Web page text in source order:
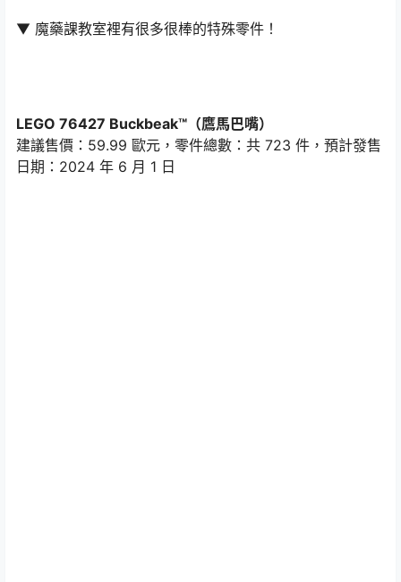
▼ 魔藥課教室裡有很多很棒的特殊零件！
LEGO 76427 Buckbeak™（鷹馬巴嘴）
建議售價：59.99 歐元，零件總數：共 723 件，預計發售
日期：2024 年 6 月 1 日